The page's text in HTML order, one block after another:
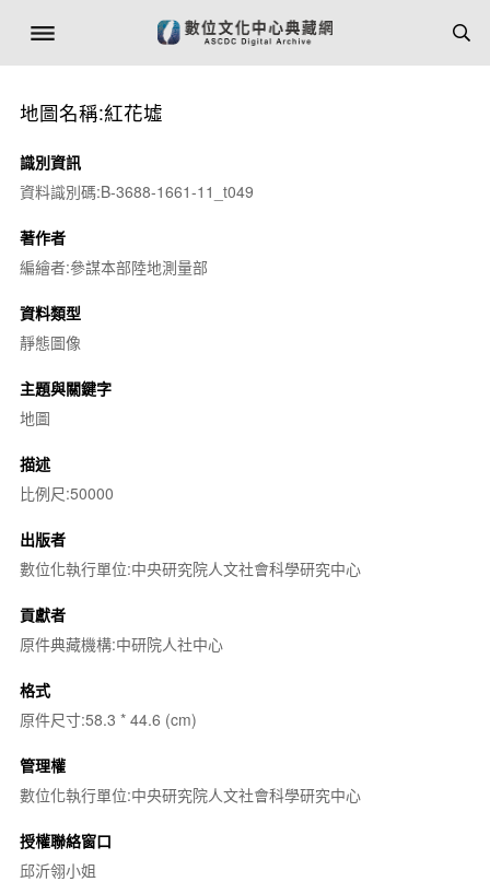
地圖名稱:紅花墟
識別資訊
資料識別碼:B-3688-1661-11_t049
著作者
編繪者:參謀本部陸地測量部
資料類型
靜態圖像
主題與關鍵字
地圖
描述
比例尺:50000
出版者
數位化執行單位:中央研究院人文社會科學研究中心
貢獻者
原件典藏機構:中研院人社中心
格式
原件尺寸:58.3 * 44.6 (cm)
管理權
數位化執行單位:中央研究院人文社會科學研究中心
授權聯絡窗口
邱沂翎小姐